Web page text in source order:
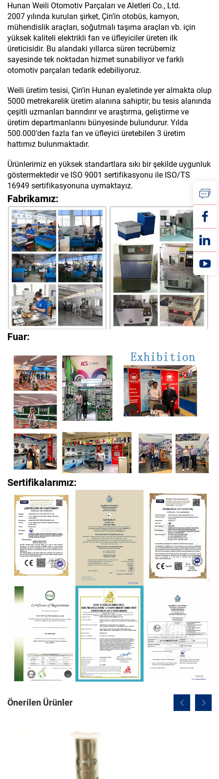
Hunan Weili Otomotiv Parçaları ve Aletleri Co., Ltd.
2007 yılında kurulan şirket, Çin’in otobüs, kamyon,
mühendislik araçları, soğutmalı taşıma araçları vb. için
yüksek kaliteli elektrikli fan ve üfleyiciler üreten ilk
üreticisidir. Bu alandaki yıllarca süren tecrübemiz
sayesinde tek noktadan hizmet sunabiliyor ve farklı
otomotiv parçaları tedarik edebiliyoruz.
Weili üretim tesisi, Çin’in Hunan eyaletinde yer almakta olup
5000 metrekarelik üretim alanına sahiptir; bu tesis alanında
çeşitli uzmanları barındırır ve araştırma, geliştirme ve
üretim departmanlarını bünyesinde bulundurur. Yılda
500.000’den fazla fan ve üfleyici üretebilen 3 üretim
hattımız bulunmaktadır.
Ürünlerimiz en yüksek standartlara sıkı bir şekilde uygunluk
göstermektedir ve ISO 9001 sertifikasyonu ile ISO/TS
16949 sertifikasyonuna uymaktayız.
Fabrikamız:
Fuar:
Sertifikalarımız:
Önerilen Ürünler